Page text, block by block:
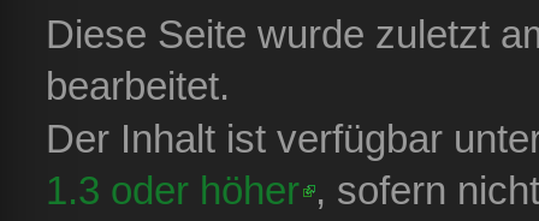
Diese Seite wurde zuletzt
bearbeitet.
Der Inhalt ist verfügbar
1.3 oder höher , sofern